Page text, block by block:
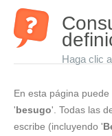
Haga clic
En esta página
'besugo'. Todas las
escribe (incluyendo '